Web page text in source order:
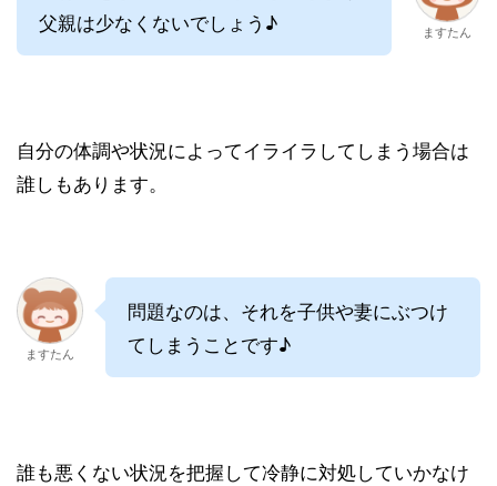
父親は少なくないでしょう♪
ますたん
自分の体調や状況によってイライラしてしまう場合は
誰しもあります。
ますたん
問題なのは、それを子供や妻にぶつけ
てしまうことです♪
誰も悪くない状況を把握して冷静に対処していかなけ